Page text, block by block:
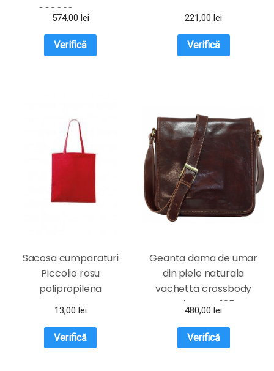
668626A rosu
574,00 lei
Verifică
221,00lei
Verifică
Sacosa cumparaturi
Piccolio rosu
polipropilena
13,00 lei
Verifică
Geanta dama de umar
din piele naturala
vachetta crossbody
coniac FGD125A
480,00lei
Verifică